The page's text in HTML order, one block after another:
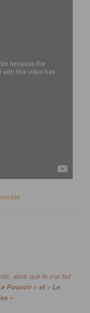
alors que le vrai but
Pouvoir » et « Le
»